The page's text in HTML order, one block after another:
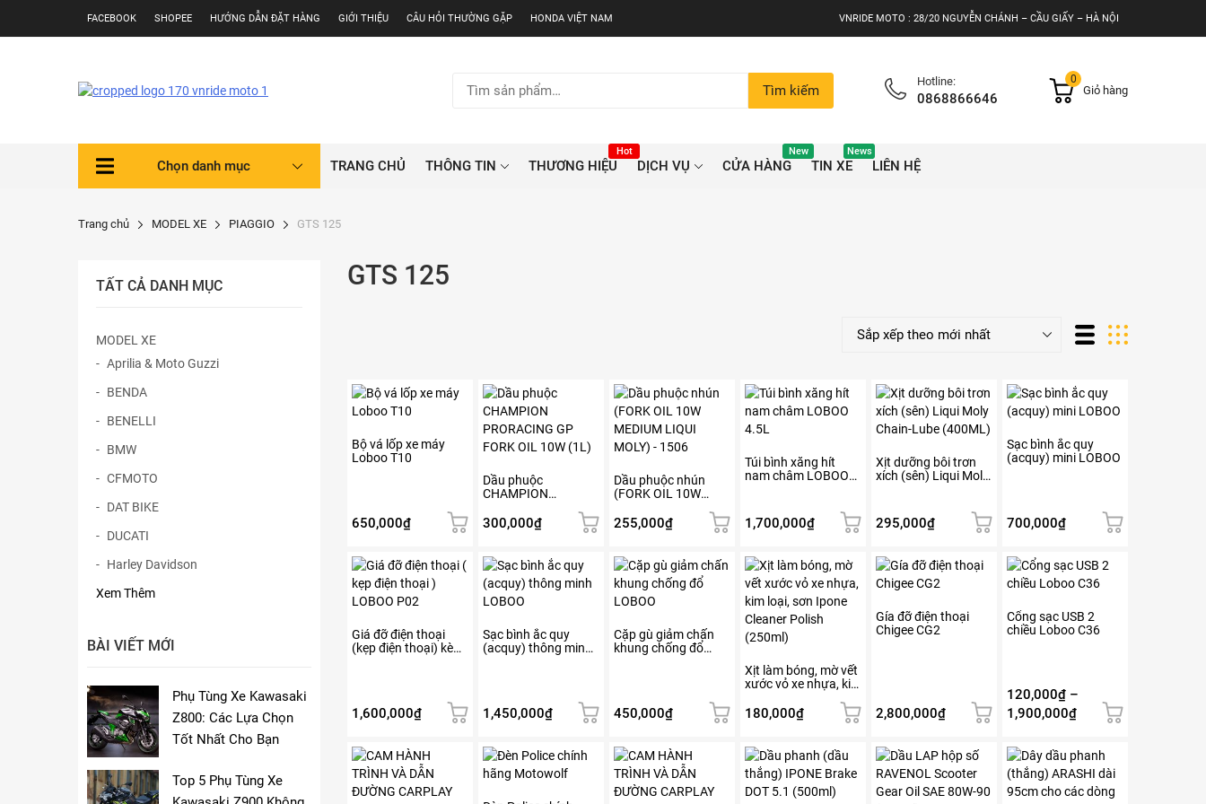
FACEBOOK SHOPEE HƯỚNG DẪN ĐẶT HÀNG GIỚI THIỆU CÂU HỎI THƯỜNG GẶP HONDA VIỆT NAM VNRIDE MOTO : 28/20 NGUYỄN CHÁNH – CẦU GIẤY – HÀ NỘI
kiếm:
Tìm kiếm
Hotline:
0868866646
0
Giỏ hàng
Chọn danh mục TRANG CHỦ THÔNG TIN THƯƠNG HIỆU
Hot
DỊCH VỤ CỬA HÀNG
New
TIN XE
News
LIÊN HỆ
Trang chủ MODEL XE PIAGGIO GTS 125
TẤT CẢ DANH MỤC
MODEL XE
Aprilia & Moto Guzzi
BENDA
BENELLI
BMW
CFMOTO
DAT BIKE
DUCATI
Harley Davidson
Xem Thêm
BÀI VIẾT MỚI
Phụ Tùng Xe Kawasaki
Z800: Các Lựa Chọn
Tốt Nhất Cho Bạn
Top 5 Phụ Tùng Xe
GTS 125
Bộ vá lốp xe máy
Loboo T10
650,000₫
Dầu phuộc
CHAMPION
FORK OIL 10W (1L)
300,000₫
Dầu phuộc nhún
(FORK OIL 10W
MOLY) – 1506
255,000₫
Túi bình xăng hít
nam châm LOBOO
1,700,000₫
Xịt dưỡng bôi trơn
xích (sên) Liqui Moly
295,000₫
Sạc bình ắc quy
(acquy) mini LOBOO
700,000₫
Giá đỡ điện thoại
(kẹp điện thoại) kèm
1,600,000₫
Sản
phẩm
này
nhiều
biến
chọn
thể
được
chọn
Sạc bình ắc quy
(acquy) thông minh
1,450,000₫
Cặp gù giảm chấn
khung chống đổ
450,000₫
Xịt làm bóng, mờ vết
xước vỏ xe nhựa, kim
Cleaner Polish
(250ml)
180,000₫
Gía đỡ điện thoại
Chigee CG2
2,800,000₫
Sản
phẩm
có
nhiều
chọn
thể
được
chọn
Cổng sạc USB 2
chiều Loboo C36
120,000₫ –
1,900,000₫Khoảng
từ
120,000₫
đến
Sản
phẩm
có
nhiều
tùy
chọn
thể
được
chọn
Sản
phẩm
này
Sản
phẩm
này